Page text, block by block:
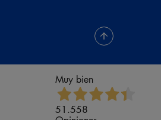
Muy bien
51.558